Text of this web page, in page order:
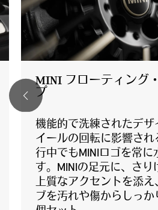
MINI フローティング
プ
機能的で洗練されたデザ
イールの回転に影響さ
行中でもMINIロゴを常に
す。MINIの足元に、さり
上質なアクセントを添え
ブを汚れや傷からしっ